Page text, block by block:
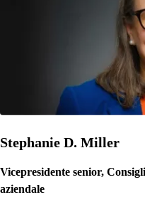
Stephanie D. Miller
Vicepresidente senior,
aziendale